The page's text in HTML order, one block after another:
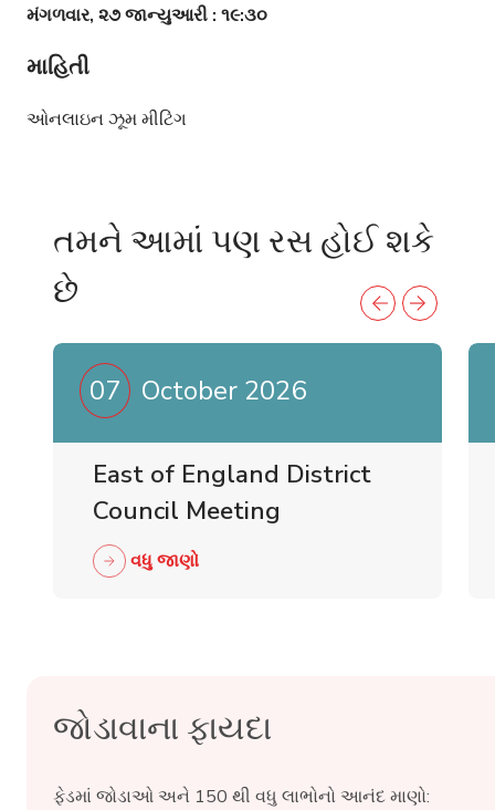
મંગળવાર, ૨૭ જાન્યુઆરી : ૧૯:૩૦
માહિતી
ઓનલાઇન ઝૂમ મીટિંગ
તમને આમાં પણ રસ હોઈ શકે
છે
07 October 2026
East of England District
Council Meeting
વધુ જાણો
જોડાવાના ફાયદા
ફેડમાં જોડાઓ અને 150 થી વધુ લાભોનો આનંદ માણો: